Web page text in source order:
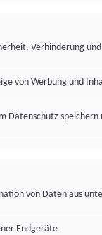
Verhinderung
von Werbung und
Datenschutz
von Daten aus
Endgeräte